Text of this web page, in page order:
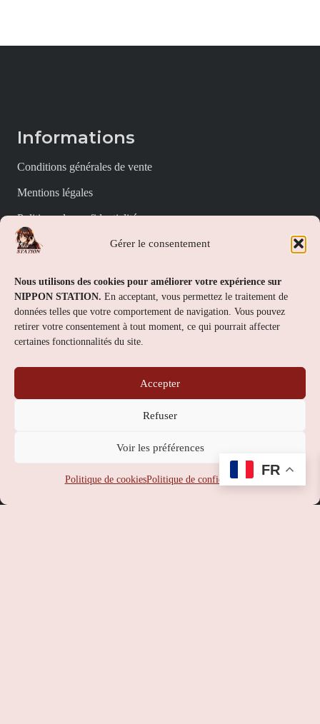
Gérer le consentement
Nous utilisons des cookies pour améliorer votre expérience sur
NIPPON STATION. En acceptant, vous permettez le traitement de
données telles que votre comportement de navigation. Vous pouvez
retirer votre consentement à tout moment, ce qui pourrait affecter
certaines fonctionnalités du site.
Accepter
Refuser
Voir les préférences
Politique de cookiesPolitique de confidentialité
Informations
Conditions générales de vente
Mentions légales
Politique de confidentialité
Politique de cookies (UE)
Nippon Station
À propos
Contact
service-client@nipponstation.fr
FR